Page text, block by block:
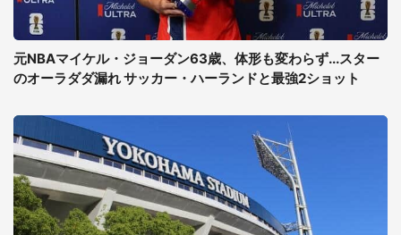
元NBAマイケル・ジョーダン63歳、体形も変わらず...スター
のオーラダダ漏れ サッカー・ハーランドと最強2ショット